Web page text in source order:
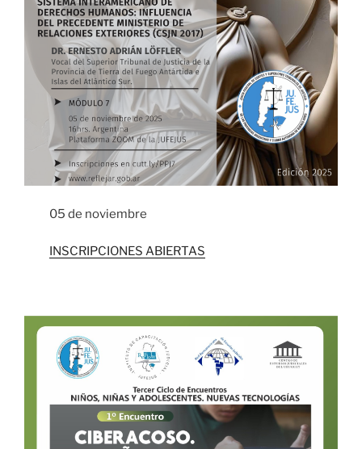
05 de noviembre
INSCRIPCIONES ABIERTAS